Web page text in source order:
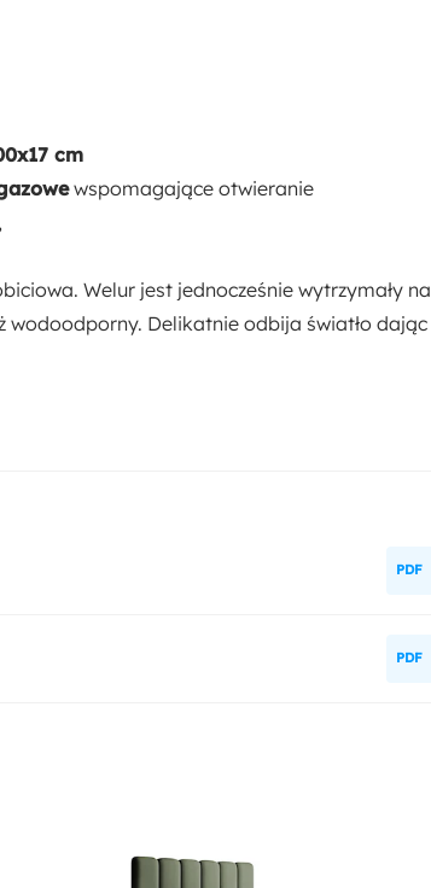
Uniwersalny
cm
wspomagające otwieranie
Welur jest jednocześnie wytrzymały na
Delikatnie odbija światło dając